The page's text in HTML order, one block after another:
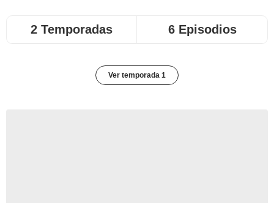
2 Temporadas 6 Episodios
Ver temporada 1